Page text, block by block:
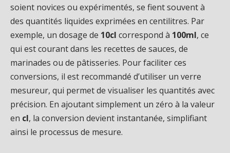
soient novices ou expérimentés, se fient souvent à
des quantités liquides exprimées en centilitres. Par
exemple, un dosage de 10cl correspond à 100ml, ce
qui est courant dans les recettes de sauces, de
marinades ou de pâtisseries. Pour faciliter ces
conversions, il est recommandé d’utiliser un verre
mesureur, qui permet de visualiser les quantités avec
précision. En ajoutant simplement un zéro à la valeur
en cl, la conversion devient instantanée, simplifiant
ainsi le processus de mesure.